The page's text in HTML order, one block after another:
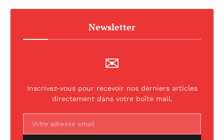
Newsletter
✉
Inscrivez-vous pour recevoir nos derniers articles
directement dans votre boîte mail.